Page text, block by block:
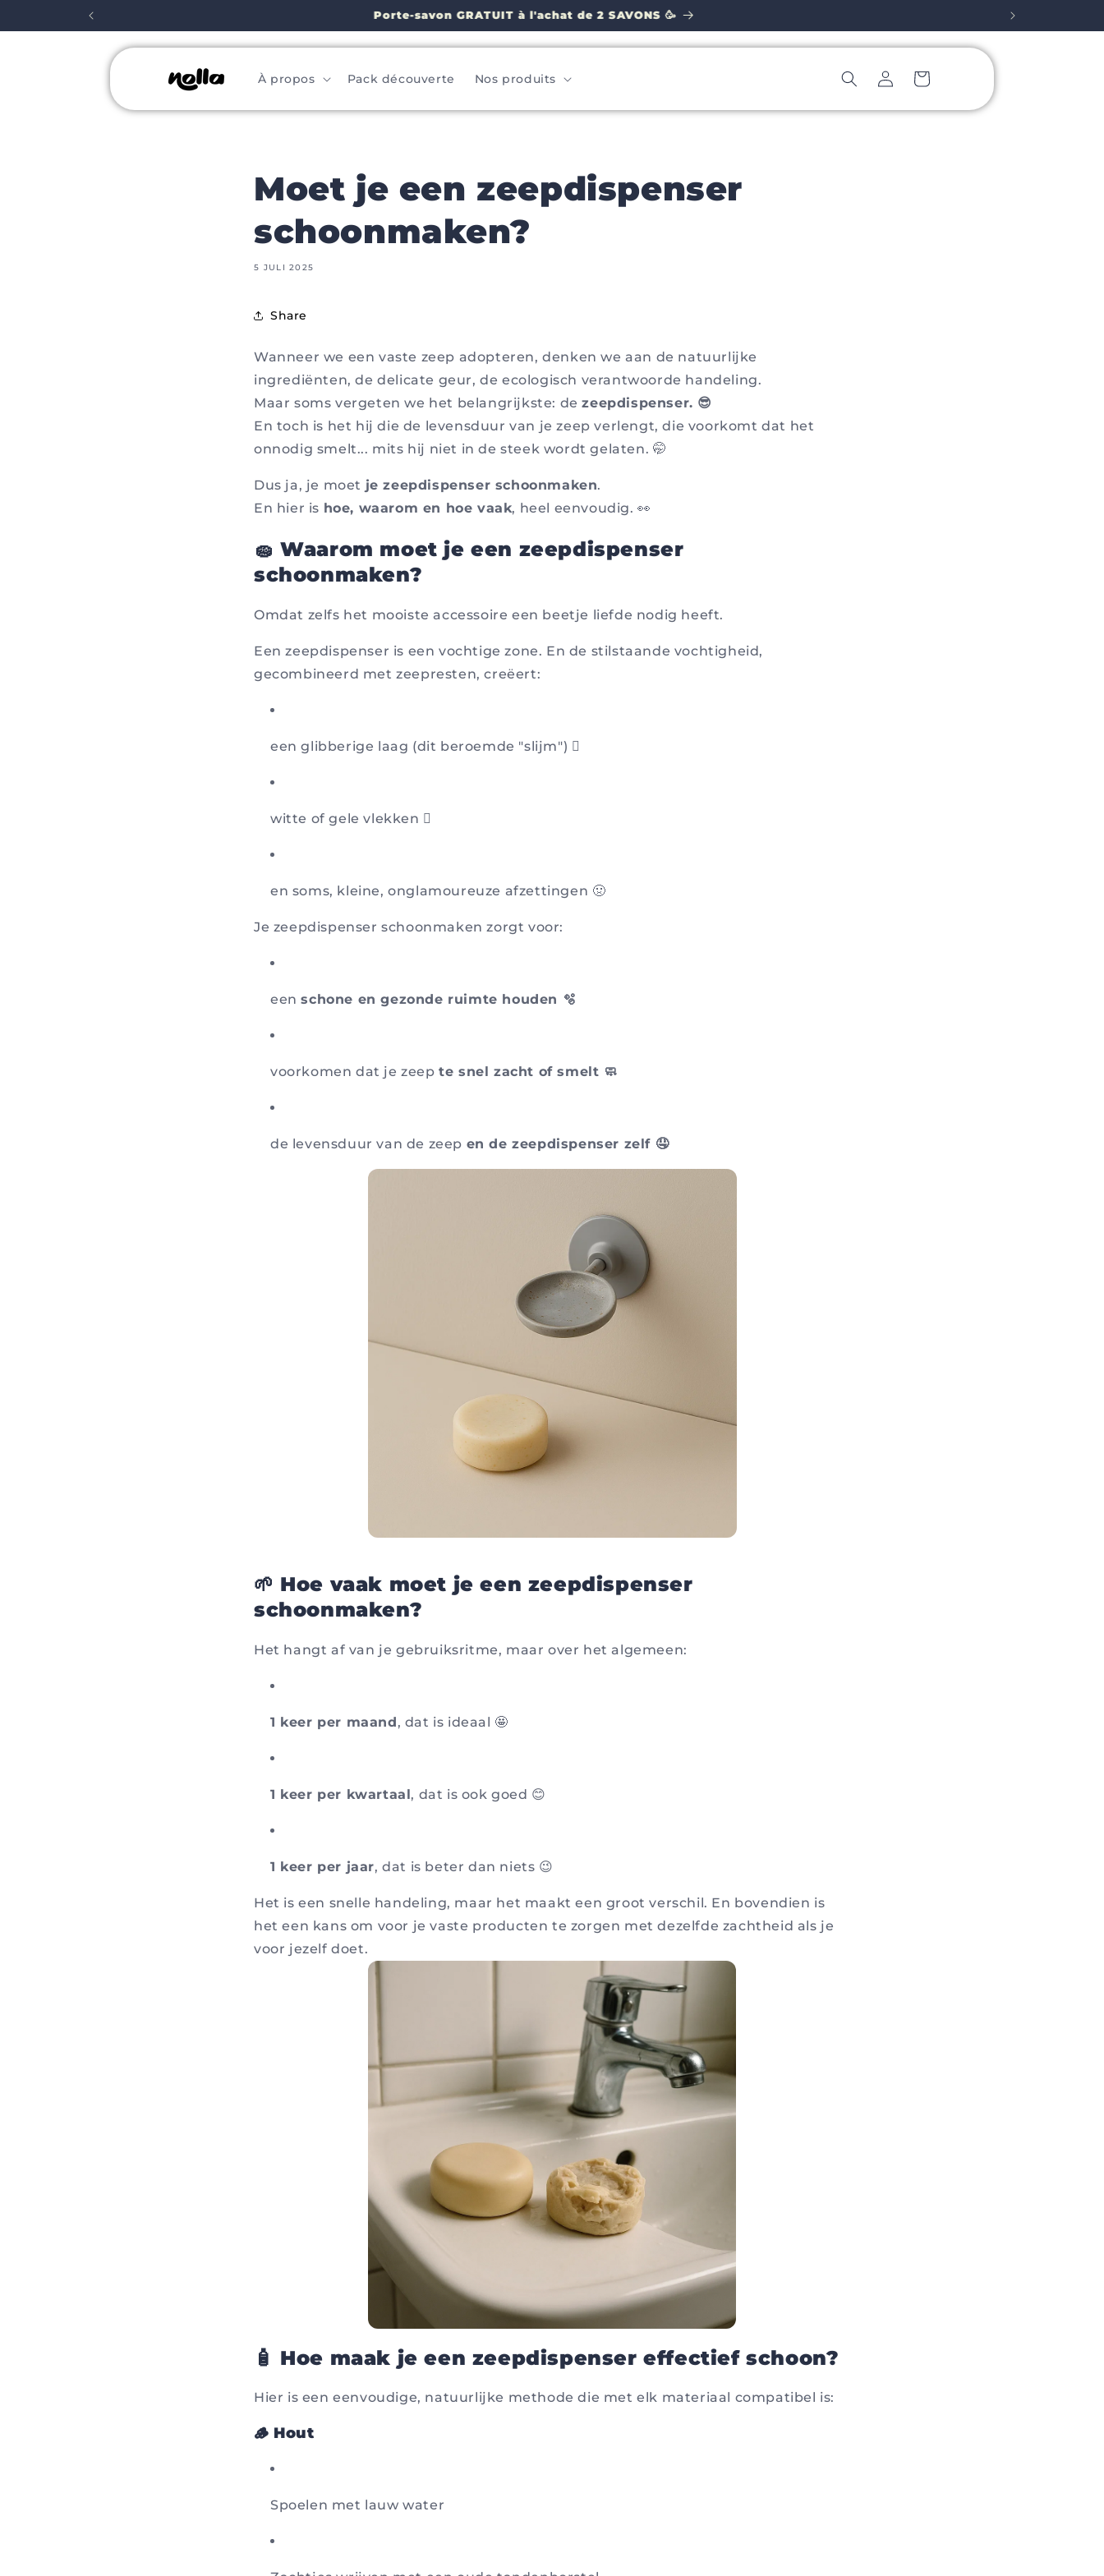
content
Porte-savon GRATUIT à l'achat de 2 SAVONS 🥳
À propos Pack découverte Nos produits Inloggen
Winkelwagen
Moet je een zeepdispenser
schoonmaken?
5 JULI 2025
Share
Wanneer we een vaste zeep adopteren, denken we aan de natuurlijke
ingrediënten, de delicate geur, de ecologisch verantwoorde handeling.
Maar soms vergeten we het belangrijkste: dezeepdispenser. 😎
En toch is het hij die de levensduur van je zeep verlengt, die voorkomt dat het
onnodig smelt... mits hij niet in de steek wordt gelaten. 🤭
Dus ja, je moet je zeepdispenser schoonmaken.
En hier is hoe, waarom en hoe vaak, heel eenvoudig. 👀
🧽 Waarom moet je een zeepdispenser
schoonmaken?
Omdat zelfs het mooiste accessoire een beetje liefde nodig heeft.
Een zeepdispenser is een vochtige zone. En de stilstaande vochtigheid,
gecombineerd met zeepresten, creëert:
een glibberige laag (dit beroemde "slijm") 🫟
witte of gele vlekken 🫆
en soms, kleine, onglamoureuze afzettingen 🤢
Je zeepdispenser schoonmaken zorgt voor:
eenschone en gezonde ruimte houden 🫧
voorkomen dat je zeepte snel zacht of smelt 🧼
de levensduur van de zeep en de zeepdispenser zelf 🤤
🌱 Hoe vaak moet je een zeepdispenser
schoonmaken?
Het hangt af van je gebruiksritme, maar over het algemeen:
1 keer per maand, dat is ideaal 🤩
1 keer per kwartaal, dat is ook goed 😊
1 keer per jaar, dat is beter dan niets 😉
Het is een snelle handeling, maar het maakt een groot verschil. En bovendien is
het een kans om voor je vaste producten te zorgen met dezelfde zachtheid als je
voor jezelf doet.
🧴 Hoe maak je een zeepdispenser effectief schoon?
Hier is een eenvoudige, natuurlijke methode die met elk materiaal compatibel is:
🪵 Hout
Spoelen met lauw water